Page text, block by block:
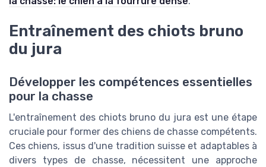
Entraînement des chiots bruno
du jura
Développer les compétences essentielles
pour la chasse
L'entraînement des chiots bruno du jura est une étape
cruciale pour former des chiens de chasse compétents.
Ces chiens, issus d'une tradition suisse et adaptables à
divers types de chasse, nécessitent une approche